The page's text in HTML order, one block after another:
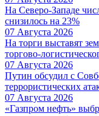
На Северо-Западе
снизилось на 23%
07 Августа 2026
На торги выставят
торгово-
07 Августа 2026
Путин обсудил с
террористических
07 Августа 2026
«Газпром нефть»